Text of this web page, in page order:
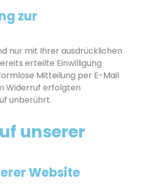
zur
nur mit Ihrer ausdrücklichen
erteilte Einwilligung
Mitteilung per E-Mail
Widerruf erfolgten
unberührt.
unserer
Website